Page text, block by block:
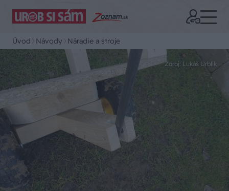
Úvod Návody Náradie a stroje
Zdroj: Lukáš Urblík